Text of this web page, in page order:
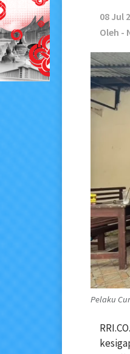
08 Jul
Oleh -
Pelaku